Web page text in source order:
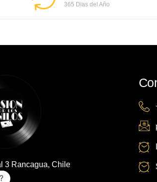
365 Dias del Año
3 Rancagua, Chile